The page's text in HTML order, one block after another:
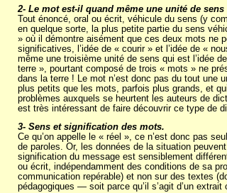
2- Le mot est-il quand même une unité de sens
Tout énoncé, oral ou écrit, véhicule du sens (y
en quelque sorte, la plus petite partie du sens
» où il démontre aisément que ces deux mots ne
significatives, l’idée de « courir » et l’idée de «
même une troisième unité de sens qui est l’idée
terre », pourtant composé de trois « mots » ne
dans la terre ! Le mot n’est donc pas du tout une
plus petits que les mots, parfois plus grands, et
problèmes auxquels se heurtent les auteurs de
est très intéressant de faire découvrir ce type de
3- Sens et signification des mots.
Ce qu’on appelle le « réel », ce n’est donc pas
de paroles. Or, les données de la situation
signification du message est sensiblement
ou écrit, indépendamment des conditions de sa
communication repérable) et non sur des textes
pédagogiques — soit parce qu’il s’agit d’un